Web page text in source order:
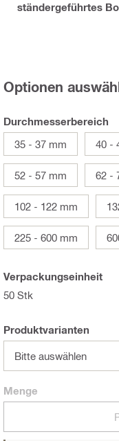
ständergeführtes
Optionen
Durchmesserbereich
35 - 37 mm
40 -
52 - 57 mm 62 -
102 - 122 mm
225 - 600 mm
Verpackungseinheit
50 Stk
Produktvarianten
Bitte auswählen
Menge